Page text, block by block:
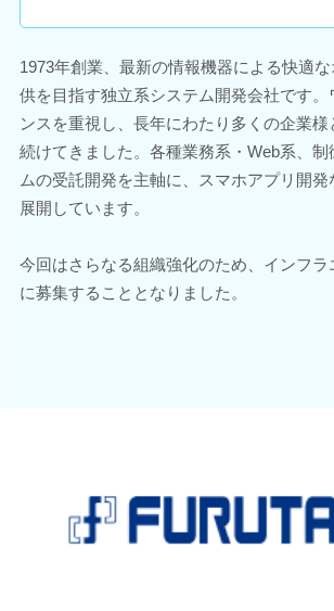
1973年創業、最新の情報機器による快適
供を目指す独立系システム開発会社です。
ンスを重視し、長年にわたり多くの企業
続けてきました。各種業務系・Web系、制
ムの受託開発を主軸に、スマホアプリ開
展開しています。
今回はさらなる組織強化のため、インフラ
に募集することとなりました。